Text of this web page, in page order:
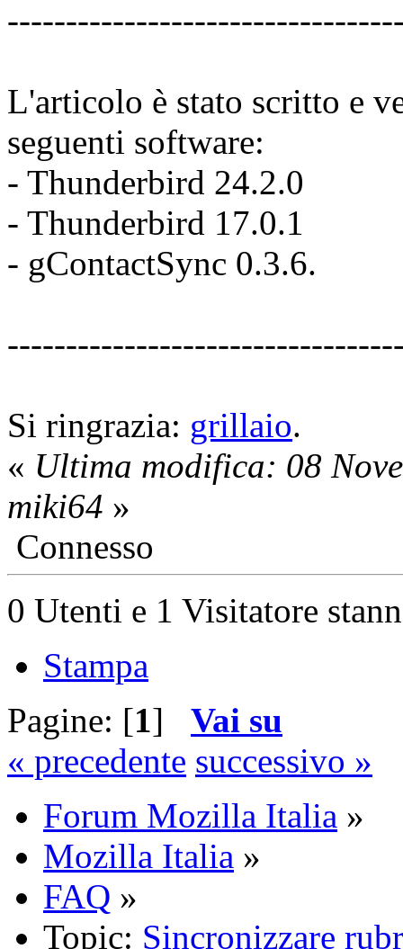
L'articolo è stato scritto e
seguenti software:
- Thunderbird 24.2.0
- Thunderbird 17.0.1
- gContactSync 0.3.6.
Si ringrazia: grillaio.
« Ultima modifica: 08
miki64 »
Connesso
0 Utenti e 1 Visitatore
Stampa
Pagine: [1] Vai su
« precedente successivo »
Forum Mozilla Italia »
Mozilla Italia »
FAQ »
Topic: Sincronizzare